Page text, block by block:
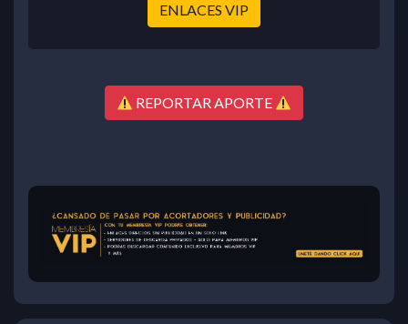
ENLACES VIP
REPORTAR APORTE